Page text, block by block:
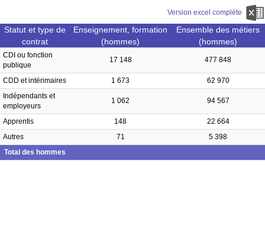
Version excel complète
Statut et type de
contrat
Enseignement, formation
(hommes)
Ensemble des métiers
(hommes)
CDI ou fonction
publique
17 148 477 848
CDD et intérimaires 1 673
62 970
Indépendants et
employeurs
1 062 94 567
Apprentis 148
22 664
Autres
71
5 398
Total des hommes